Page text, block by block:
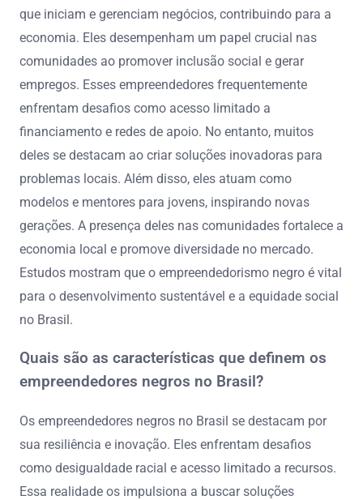
que iniciam e gerenciam negócios, contribuindo para a
economia. Eles desempenham um papel crucial nas
comunidades ao promover inclusão social e gerar
empregos. Esses empreendedores frequentemente
enfrentam desafios como acesso limitado a
financiamento e redes de apoio. No entanto, muitos
deles se destacam ao criar soluções inovadoras para
problemas locais. Além disso, eles atuam como
modelos e mentores para jovens, inspirando novas
gerações. A presença deles nas comunidades fortalece a
economia local e promove diversidade no mercado.
Estudos mostram que o empreendedorismo negro é vital
para o desenvolvimento sustentável e a equidade social
no Brasil.
Quais são as características que definem os
empreendedores negros no Brasil?
Os empreendedores negros no Brasil se destacam por
sua resiliência e inovação. Eles enfrentam desafios
como desigualdade racial e acesso limitado a recursos.
Essa realidade os impulsiona a buscar soluções